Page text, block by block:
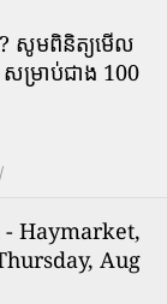
សូមពិនិត្យមើល
ម្រាប់ជាង 100
Haymarket,
Aug